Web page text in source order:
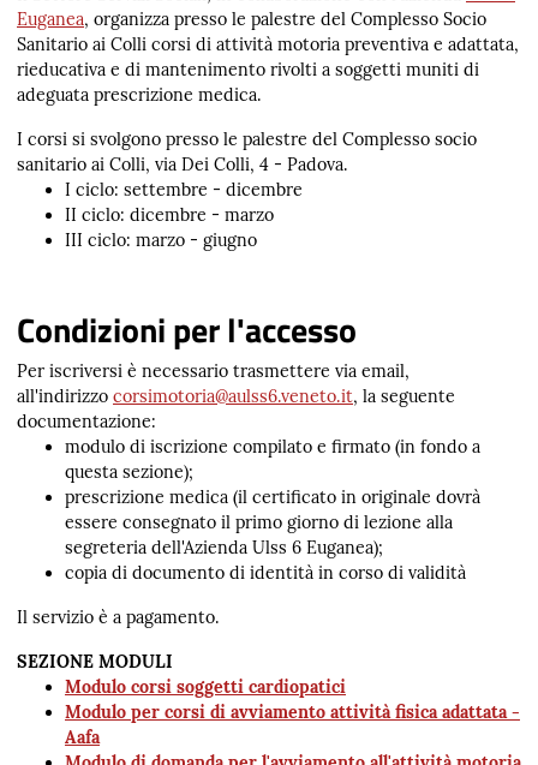
Euganea, organizza presso le palestre del Complesso Socio
Sanitario ai Colli corsi di attività motoria preventiva e adattata,
rieducativa e di mantenimento rivolti a soggetti muniti di
adeguata prescrizione medica.
I corsi si svolgono presso le palestre del Complesso socio
sanitario ai Colli, via Dei Colli, 4 - Padova.
I ciclo: settembre - dicembre
II ciclo: dicembre - marzo
III ciclo: marzo - giugno
Condizioni per l'accesso
Per iscriversi è necessario trasmettere via email,
all'indirizzo corsimotoria@aulss6.veneto.it, la seguente
documentazione:
modulo di iscrizione compilato e firmato (in fondo a
questa sezione);
prescrizione medica (il certificato in originale dovrà
essere consegnato il primo giorno di lezione alla
segreteria dell'Azienda Ulss 6 Euganea);
copia di documento di identità in corso di validità
Il servizio è a pagamento.
SEZIONE MODULI
Modulo corsi soggetti cardiopatici
Modulo per corsi di avviamento attività fisica adattata -
Aafa